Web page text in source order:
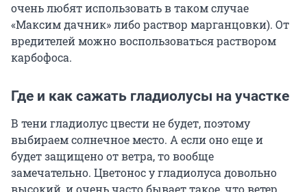
очень любят использовать в таком случае
«Максим дачник» либо раствор марганцовки). От
вредителей можно воспользоваться раствором
карбофоса.
Где и как сажать гладиолусы на участке
В тени гладиолус цвести не будет, поэтому
выбираем солнечное место. А если оно еще и
будет защищено от ветра, то вообще
замечательно. Цветонос у гладиолуса довольно